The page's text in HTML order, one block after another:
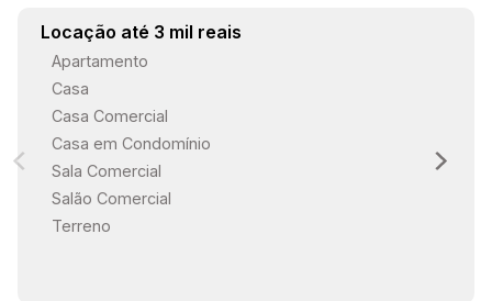
Locação até 3 mil reais
Apartamento
Casa
Casa Comercial
Casa em Condomínio
Sala Comercial
Salão Comercial
Terreno